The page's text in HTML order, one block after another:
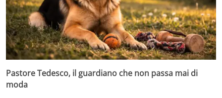
Pastore Tedesco, il guardiano che non passa mai di
moda